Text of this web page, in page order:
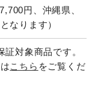
円、沖縄県、
なります）
対象商品です。
こちら をご覧くだ